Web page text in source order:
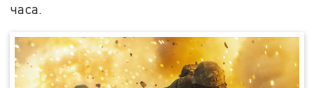
часа.